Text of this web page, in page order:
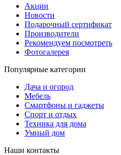
Акции
Новости
Подарочный сертификат
Производители
Рекомендуем посмотреть
Фотогалерея
Популярные категории
Дача и огород
Мебель
Смартфоны и гаджеты
Спорт и отдых
Техника для дома
Умный дом
Наши контакты